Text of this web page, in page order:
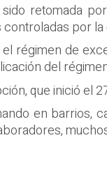
retomada
por la
régimen de
del
que inició el
en barrios,